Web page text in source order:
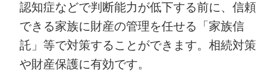
認知症などで判断能力が低下する前に、信頼
できる家族に財産の管理を任せる「家族信
託」等で対策することができます。相続対策
や財産保護に有効です。